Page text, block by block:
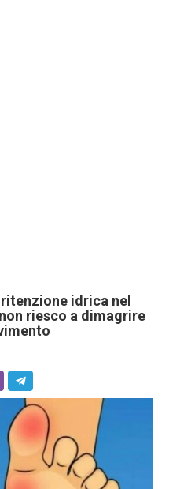
idrica nel
riesco a dimagrire